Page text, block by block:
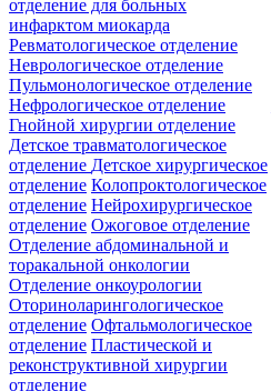
отделение для больных
инфарктом миокарда
Ревматологическое отделение
Неврологическое отделение
Пульмонологическое отделение
Нефрологическое отделение
Гнойной хирургии отделение
Детское травматологическое
отделение Детское хирургическое
отделение Колопроктологическое
отделение Нейрохирургическое
отделение Ожоговое отделение
Отделение абдоминальной и
торакальной онкологии
Отделение онкоурологии
Оториноларингологическое
отделение Офтальмологическое
отделение Пластической и
реконструктивной хирургии
отделение